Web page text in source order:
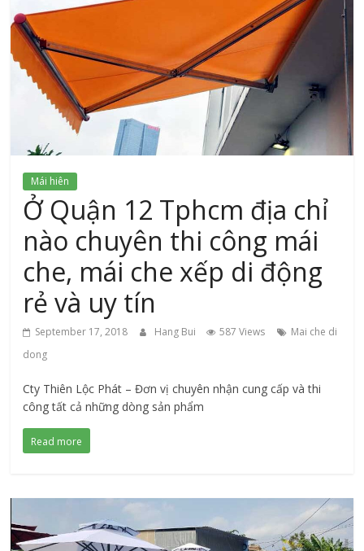
xứ
Thanh
Mái hiên
Ở Quận 12 Tphcm địa chỉ
nào chuyên thi công mái
che, mái che xếp di động
rẻ và uy tín
September 17, 2018 Hang Bui 587 Views
Mai che di
dong
Cty Thiên Lộc Phát – Đơn vị chuyên nhận cung cấp và thi
công tất cả những dòng sản phẩm
Read more